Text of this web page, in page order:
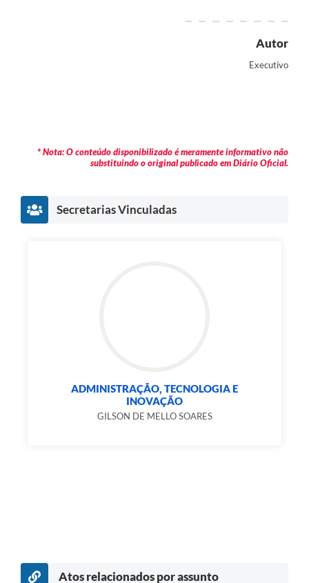
Autor
Executivo
* Nota: O conteúdo disponibilizado é meramente informativo não
substituindo o original publicado em Diário Oficial.
Secretarias Vinculadas
ADMINISTRAÇÃO, TECNOLOGIA E
INOVAÇÃO
GILSON DE MELLO SOARES
Atos relacionados por assunto